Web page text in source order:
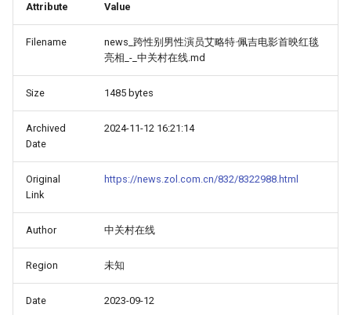
Attribute Value
Filename
news_跨性别男性演员艾略特·佩吉电影首映红毯
亮相_-_中关村在线.md
Size 1485 bytes
Archived
Date
2024-11-12 16:21:14
Original
Link
https://news.zol.com.cn/832/8322988.html
Author 中关村在线
Region 未知
Date 2023-09-12